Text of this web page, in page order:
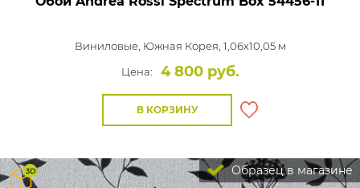
Виниловые, Южная Корея, 1,06x10,05 м
Цена:
4 800 руб.
В КОРЗИНУ
Образец в магазине